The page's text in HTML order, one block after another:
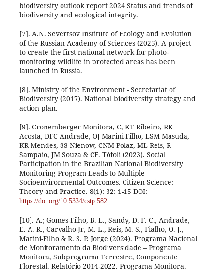
biodiversity outlook report 2024 Status and trends of
biodiversity and ecological integrity.
[7]. A.N. Severtsov Institute of Ecology and Evolution
of the Russian Academy of Sciences (2025). A project
to create the first national network for photo-
monitoring wildlife in protected areas has been
launched in Russia.
[8]. Ministry of the Environment - Secretariat of
Biodiversity (2017). National biodiversity strategy and
action plan.
[9]. Cronemberger Monitora, C, KT Ribeiro, RK
Acosta, DFC Andrade, OJ Marini-Filho, LSM Masuda,
KR Mendes, SS Nienow, CNM Polaz, ML Reis, R
Sampaio, JM Souza & CF. Tófoli (2023). Social
Participation in the Brazilian National Biodiversity
Monitoring Program Leads to Multiple
Socioenvironmental Outcomes. Citizen Science:
Theory and Practice. 8(1): 32: 1-15 DOI:
https://doi.org/10.5334/cstp.582
[10]. A.; Gomes-Filho, B. L., Sandy, D. F. C., Andrade,
E. A. R., Carvalho-Jr, M. L., Reis, M. S., Fialho, O. J.,
Marini-Filho & R. S. P. Jorge (2024). Programa Nacional
de Monitoramento da Biodiversidade – Programa
Monitora, Subprograma Terrestre, Componente
Florestal. Relatório 2014-2022. Programa Monitora.